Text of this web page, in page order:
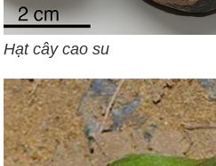
Hạt cây cao su